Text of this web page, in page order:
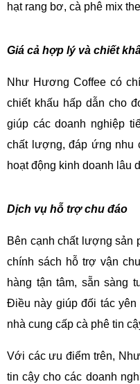
hạt rang bơ, cà phê mix
Giá cả hợp lý và chiết
Như Hương Coffee có
chiết khấu hấp dẫn cho
giúp các doanh nghiệp
chất lượng, đáp ứng nhu
hoạt động kinh doanh lâu
Dịch vụ hỗ trợ chu đáo
Bên cạnh chất lượng sản
chính sách hỗ trợ vận
hàng tận tâm, sẵn sàng
Điều này giúp đối tác
nhà cung cấp cà phê tin
Với các ưu điểm trên,
tin cậy cho các doanh